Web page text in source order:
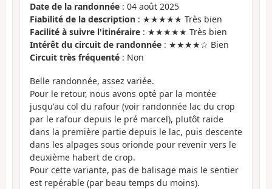
Date de la randonnée : 04 août 2025
Fiabilité de la description : ★★★★★ Très bien
Facilité à suivre l'itinéraire : ★★★★★ Très bien
Intérêt du circuit de randonnée : ★★★★☆ Bien
Circuit très fréquenté : Non
Belle randonnée, assez variée.
Pour le retour, nous avons opté par la montée
jusqu'au col du rafour (voir randonnée lac du crop
par le rafour depuis le pré marcel), plutôt raide
dans la première partie depuis le lac, puis descente
dans les alpages sous orionde pour revenir vers le
deuxième habert de crop.
Pour cette variante, pas de balisage mais le sentier
est repérable (par beau temps du moins).